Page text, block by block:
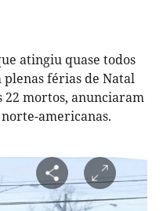
atingiu quase todos
plenas férias de Natal
22 mortos, anunciaram
americanas.